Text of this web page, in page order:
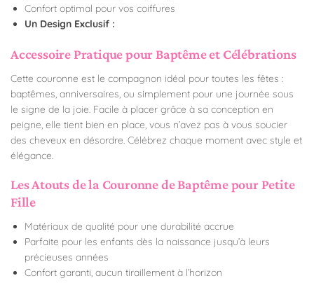
Confort optimal pour vos coiffures
Un Design Exclusif :
Accessoire Pratique pour Baptême et Célébrations
Cette couronne est le compagnon idéal pour toutes les fêtes :
baptêmes, anniversaires, ou simplement pour une journée sous
le signe de la joie. Facile à placer grâce à sa conception en
peigne, elle tient bien en place, vous n’avez pas à vous soucier
des cheveux en désordre. Célébrez chaque moment avec style et
élégance.
Les Atouts de la Couronne de Baptême pour Petite
Fille
Matériaux de qualité pour une durabilité accrue
Parfaite pour les enfants dès la naissance jusqu’à leurs
précieuses années
Confort garanti, aucun tiraillement à l’horizon